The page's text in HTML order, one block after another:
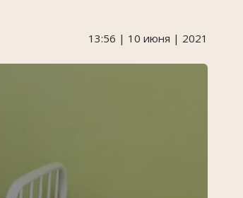
13:56 | 10 июня | 2021